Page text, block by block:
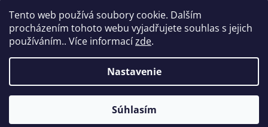
Tento web používá soubory cookie. Dalším
procházením tohoto webu vyjadřujete souhlas s jejich
používáním.. Více informacízde.
Nastavenie
Súhlasím
Vytvoril Shoptet